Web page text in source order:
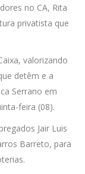
no CA, Rita
privatista que
valorizando
detêm e a
Serrano em
feira (08).
Jair Luis
Barreto, para